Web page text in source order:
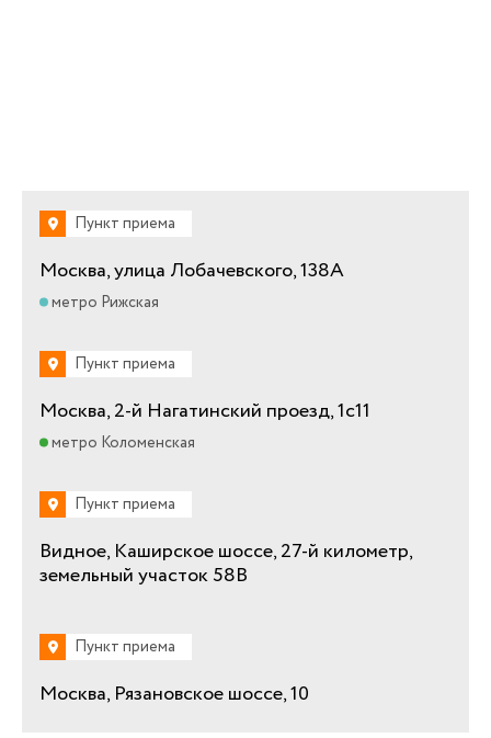
Пункт приема
Москва, улица Лобачевского, 138А
метро Рижская
Пункт приема
Москва, 2-й Нагатинский проезд, 1с11
метро Коломенская
Пункт приема
Видное, Каширское шоссе, 27-й километр,
земельный участок 58В
Пункт приема
Москва, Рязановское шоссе, 10